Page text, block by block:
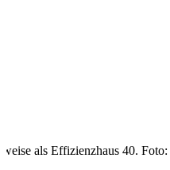
als Effizienzhaus 40.